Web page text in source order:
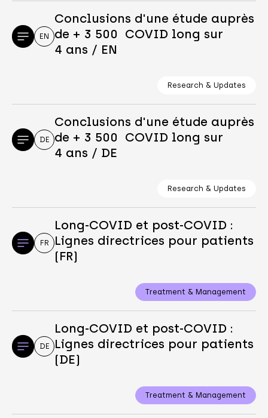
EN
Conclusions d'une étude auprès
de + 3 500 COVID long sur
4 ans / EN
Research & Updates
DE
Conclusions d'une étude auprès
de + 3 500 COVID long sur
4 ans / DE
Research & Updates
FR
Long-COVID et post-COVID :
Lignes directrices pour patients
(FR)
Treatment & Management
DE
Long-COVID et post-COVID :
Lignes directrices pour patients
(DE)
Treatment & Management